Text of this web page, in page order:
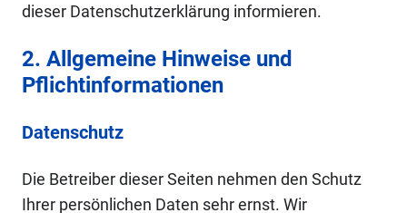
dieser Datenschutzerklärung informieren.
2. Allgemeine Hinweise und
Pflichtinformationen
Datenschutz
Die Betreiber dieser Seiten nehmen den Schutz
Ihrer persönlichen Daten sehr ernst. Wir